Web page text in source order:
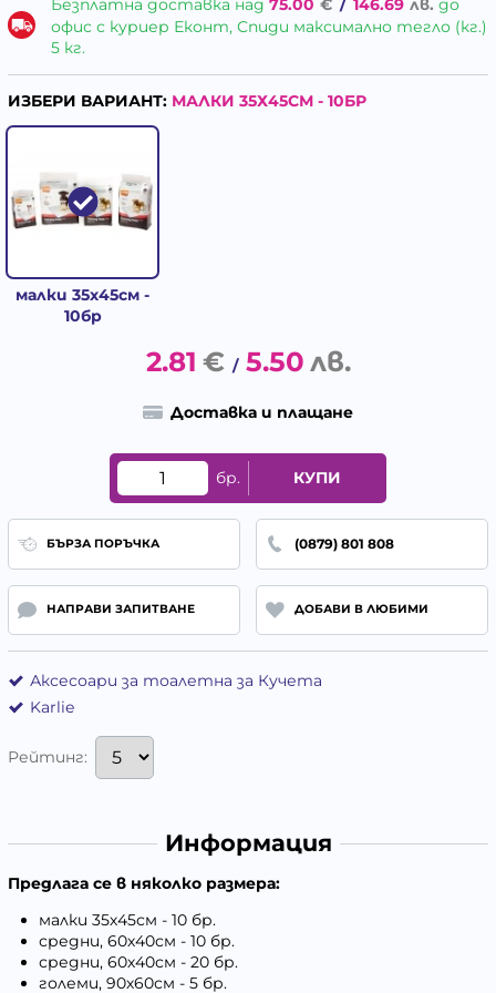
Безплатна доставка над 75.00 € / 146.69 лв. до
офис с куриер Еконт, Спиди максимално тегло (кг.)
5 кг.
ИЗБЕРИ ВАРИАНТ: МАЛКИ 35Х45СМ - 10БР
малки 35х45см -
10бр
2.81 € / 5.50 лв.
Доставка и плащане
бр. КУПИ
БЪРЗА ПОРЪЧКА (0879) 801 808
НАПРАВИ ЗАПИТВАНЕ ДОБАВИ В ЛЮБИМИ
Аксесоари за тоалетна за Кучета
Karlie
Рейтинг:
Информация
Предлага се в няколко размера:
малки 35х45см - 10 бр.
средни, 60х40см - 10 бр.
средни, 60х40см - 20 бр.
големи, 90х60см - 5 бр.